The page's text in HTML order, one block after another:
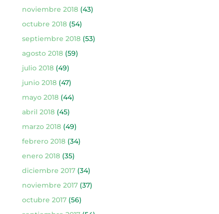
noviembre 2018(43)
octubre 2018(54)
septiembre 2018(53)
agosto 2018(59)
julio 2018(49)
junio 2018(47)
mayo 2018(44)
abril 2018(45)
marzo 2018(49)
febrero 2018(34)
enero 2018(35)
diciembre 2017(34)
noviembre 2017(37)
octubre 2017(56)